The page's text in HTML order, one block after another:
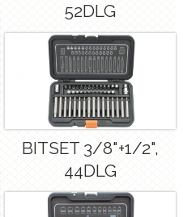
52DLG
BITSET 3/8"+1/2",
44DLG